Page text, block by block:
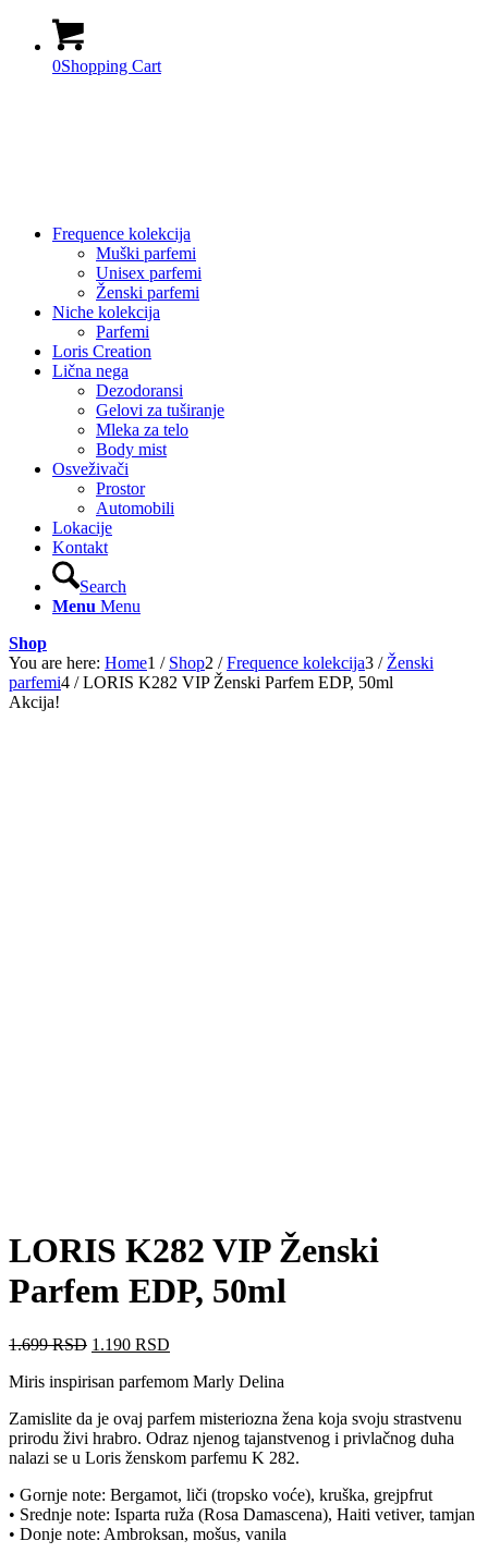
0Shopping Cart
Frequence kolekcija
Muški parfemi
Unisex parfemi
Ženski parfemi
Niche kolekcija
Parfemi
Loris Creation
Lična nega
Dezodoransi
Gelovi za tuširanje
Mleka za telo
Body mist
Osveživači
Prostor
Automobili
Lokacije
Kontakt
Search
Menu Menu
Shop
You are here: Home1 / Shop2 / Frequence kolekcija3 / Ženski
parfemi4 / LORIS K282 VIP Ženski Parfem EDP, 50ml
Akcija!
LORIS K282 VIP Ženski
Parfem EDP, 50ml
1.699RSD Originalna
je
1.699 RSD.
1.190 RSD
je:
Miris inspirisan parfemom Marly Delina
Zamislite da je ovaj parfem misteriozna žena koja svoju strastvenu
prirodu živi hrabro. Odraz njenog tajanstvenog i privlačnog duha
nalazi se u Loris ženskom parfemu K 282.
• Gornje note: Bergamot, liči (tropsko voće), kruška, grejpfrut
• Srednje note: Isparta ruža (Rosa Damascena), Haiti vetiver, tamjan
• Donje note: Ambroksan, mošus, vanila